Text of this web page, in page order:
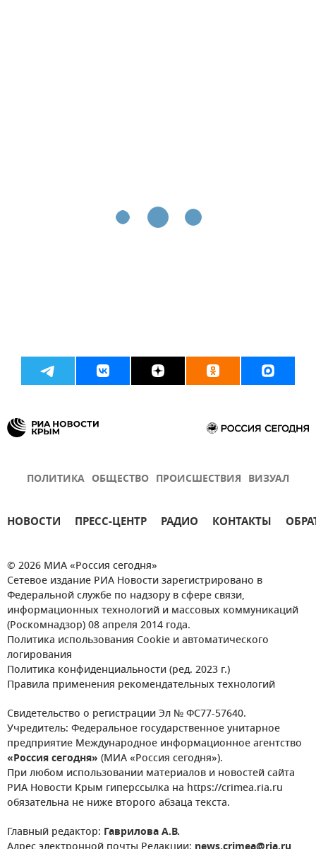
ПОЛИТИКА ОБЩЕСТВО ПРОИСШЕСТВИЯ ВИЗУАЛ
НОВОСТИ ПРЕСС-ЦЕНТР РАДИО КОНТАКТЫ
© 2026 МИА «Россия сегодня»
Сетевое издание РИА Новости зарегистрировано в
Федеральной службе по надзору в сфере связи,
информационных технологий и массовых коммуникаций
(Роскомнадзор) 08 апреля 2014 года.
Политика использования Cookie и автоматического
логирования
Политика конфиденциальности (ред. 2023 г.)
Правила применения рекомендательных технологий
Свидетельство о регистрации Эл № ФС77-57640.
Учредитель: Федеральное государственное унитарное
предприятие Международное информационное агентство
«Россия сегодня» (МИА «Россия сегодня»).
При любом использовании материалов и новостей сайта
РИА Новости Крым гиперссылка на https://crimea.ria.ru
обязательна не ниже второго абзаца текста.
Главный редактор: Гаврилова А.В.